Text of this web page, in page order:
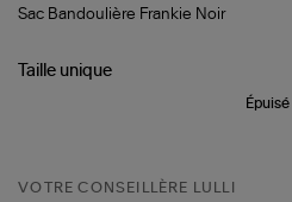
Sac
Noir
Sac Bandoulière Frankie Noir
Taille unique
Épuisé
VOTRE CONSEILLÈRE LULLI